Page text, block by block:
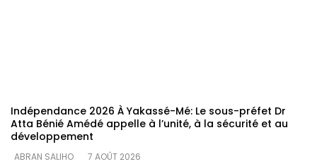
Indépendance 2026 À Yakassé-Mé: Le sous-préfet Dr
Atta Bénié Amédé appelle à l’unité, à la sécurité et au
développement
ABRAN SALIHO
7 AOÛT 2026